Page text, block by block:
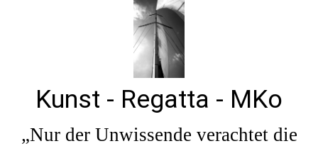
Kunst - Regatta - MKo
„Nur der Unwissende verachtet die